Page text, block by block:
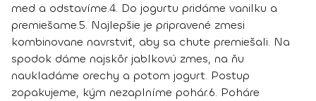
med a odstavíme.4. Do jogurtu pridáme vanilku a
premiešame.5. Najlepšie je pripravené zmesi
kombinovane navrstviť, aby sa chute premiešali. Na
spodok dáme najskôr jablkovú zmes, na ňu
naukladáme orechy a potom jogurt. Postup
zopakujeme, kým nezaplníme pohár.6. Poháre